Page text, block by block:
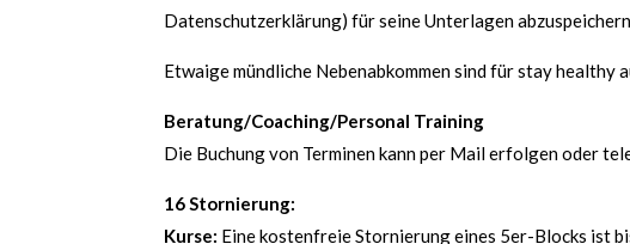
Datenschutzerklärung) für seine Unterlagen
Etwaige mündliche Nebenabkommen sind für stay
Beratung/Coaching/Personal Training
Die Buchung von Terminen kann per Mail erfolgen oder
16 Stornierung:
Kurse: Eine kostenfreie Stornierung eines 5er-Blocks ist